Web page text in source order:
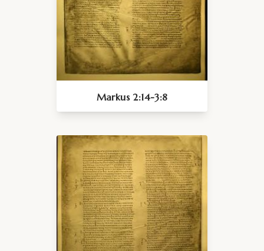
Markus 2:14-3:8